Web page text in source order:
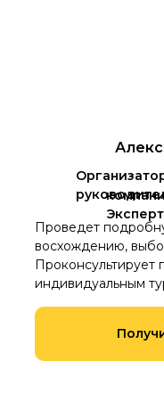
Проведет
восхождению,
Проконсультирует
индивидуальным
Эксперт